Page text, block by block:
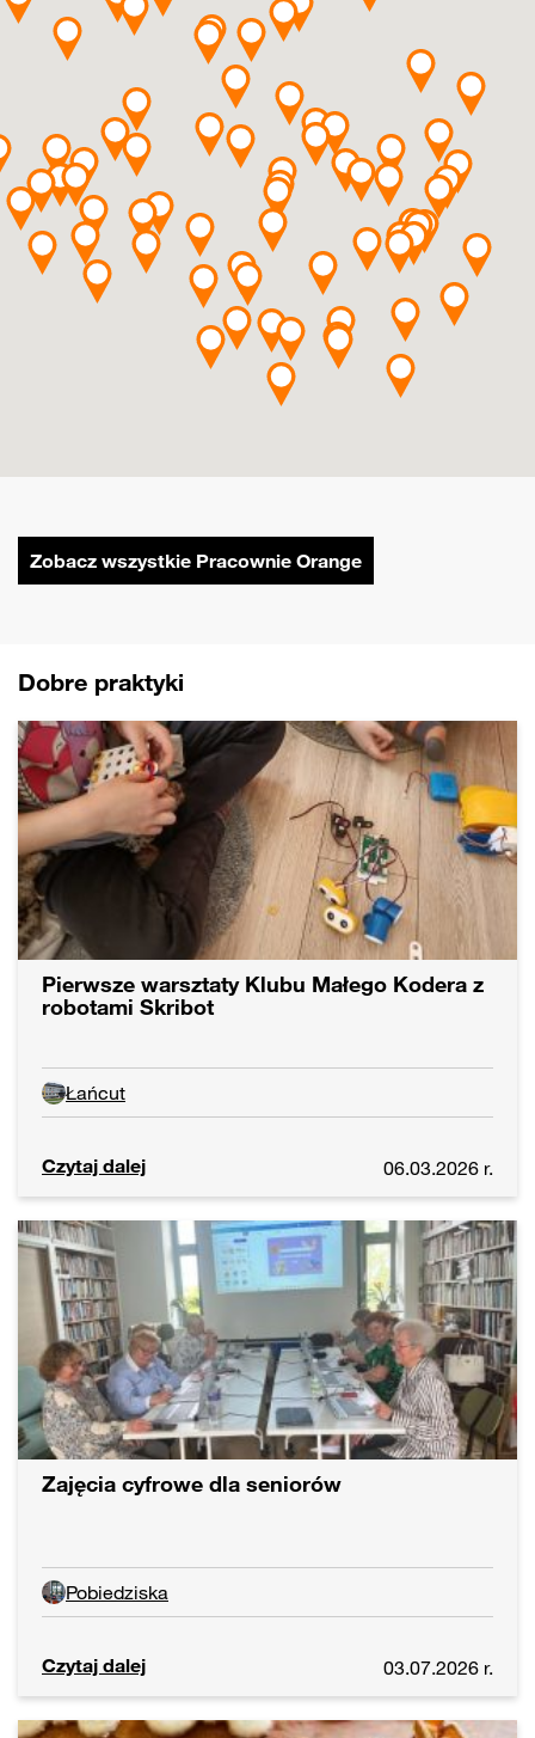
Zobacz wszystkie Pracownie Orange
Dobre praktyki
Pierwsze warsztaty Klubu Małego Kodera z
robotami Skribot
Łańcut
Czytaj dalej 06.03.2026 r.
Zajęcia cyfrowe dla seniorów
Pobiedziska
Czytaj dalej 03.07.2026 r.